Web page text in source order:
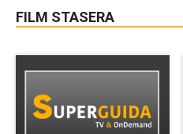
FILM STASERA